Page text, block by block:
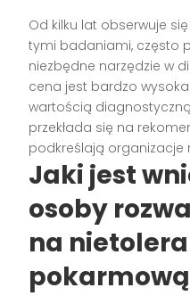
Od kilku lat obserwuje
tymi badaniami, często
niezbędne narzędzie w
cena jest bardzo
wartością
przekłada się na
podkreślają organizacje
Jaki jest
osoby
na
pokarmową